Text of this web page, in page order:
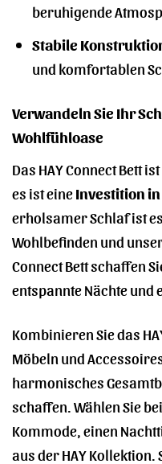
beruhigende
Stabile
und komfortablen
Verwandeln Sie Ihr
Wohlfühloase
Das HAY Connect Bett
es ist eineInvestition
erholsamer Schlaf ist
Wohlbefinden und
Connect Bett schaffen
entspannte Nächte und
Kombinieren Sie das
Möbeln und
harmonisches
schaffen. Wählen Sie
Kommode, einen
aus der HAY Kollektion.